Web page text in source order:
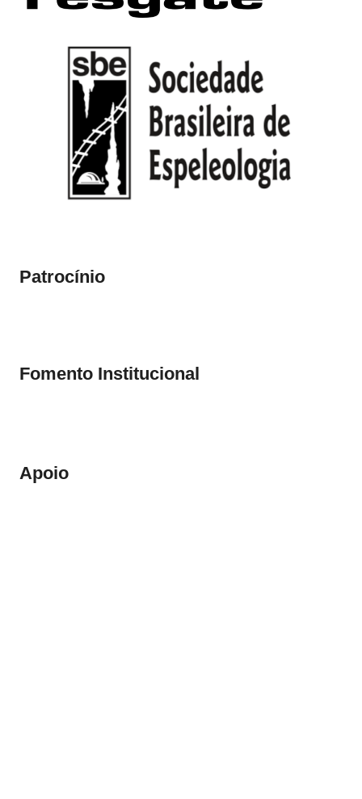
Patrocínio
Fomento Institucional
Apoio